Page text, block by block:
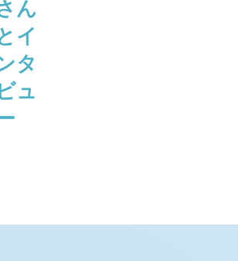
ん
イ
タ
ュ